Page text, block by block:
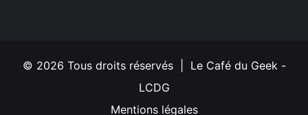
© 2026 Tous droits réservés | Le Café du Geek -
LCDG
Mentions légales